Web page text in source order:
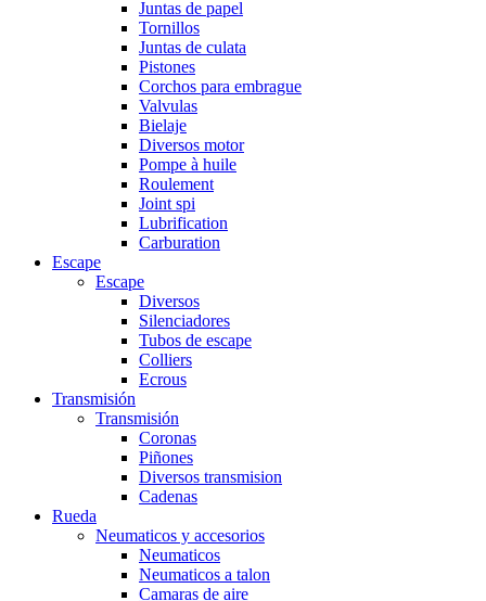
Juntas de papel
Tornillos
Juntas de culata
Pistones
Corchos para embrague
Valvulas
Bielaje
Diversos motor
Pompe à huile
Roulement
Joint spi
Lubrification
Carburation
Escape
Escape
Diversos
Silenciadores
Tubos de escape
Colliers
Ecrous
Transmisión
Transmisión
Coronas
Piñones
Diversos transmision
Cadenas
Rueda
Neumaticos y accesorios
Neumaticos
Neumaticos a talon
Camaras de aire